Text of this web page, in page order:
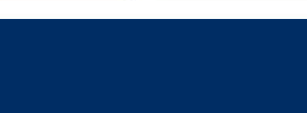
ำไปสแกนหรือกรอกในส่วนการตั้งค่าอุปกรณ์ เมื่อเปิดใ